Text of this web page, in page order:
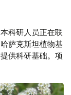
科研人员正在联
萨克斯坦植物基
供科研基础。项